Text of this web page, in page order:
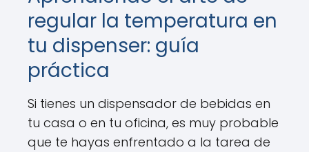
regular la temperatura en
tu dispenser: guía
práctica
Si tienes un dispensador de bebidas en
tu casa o en tu oficina, es muy probable
que te hayas enfrentado a la tarea de